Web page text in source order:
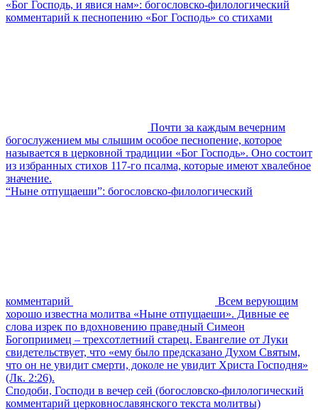
«Бог Господь, и явися нам»: богословско-филологический
комментарий к песнопению «Бог Господь» со стихами
Почти за каждым вечерним
богослужением мы слышим особое песнопение, которое
называется в церковной традиции «Бог Господь». Оно состоит
из избранных стихов 117-го псалма, которые имеют хвалебное
значение.
“Ныне отпущаеши”: богословско-филологический
комментарий
Всем верующим
хорошо известна молитва «Ныне отпущаеши». Дивные ее
слова изрек по вдохновению праведный Симеон
Богоприимец – трехсотлетний старец. Евангелие от Луки
свидетельствует, что «ему было предсказано Духом Святым,
что он не увидит смерти, доколе не увидит Христа Господня»
(Лк. 2:26).
Сподоби, Господи в вечер сей (богословско-филологический
комментарий церковнославянского текста молитвы)